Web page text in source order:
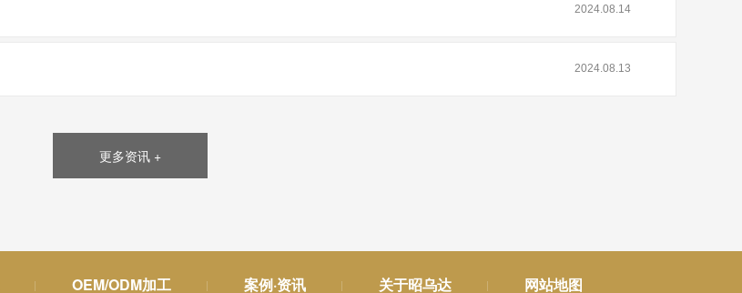
2024.08.14
2024.08.13
更多资讯 +
OEM/ODM加工 案例·资讯 关于昭乌达 网站地图